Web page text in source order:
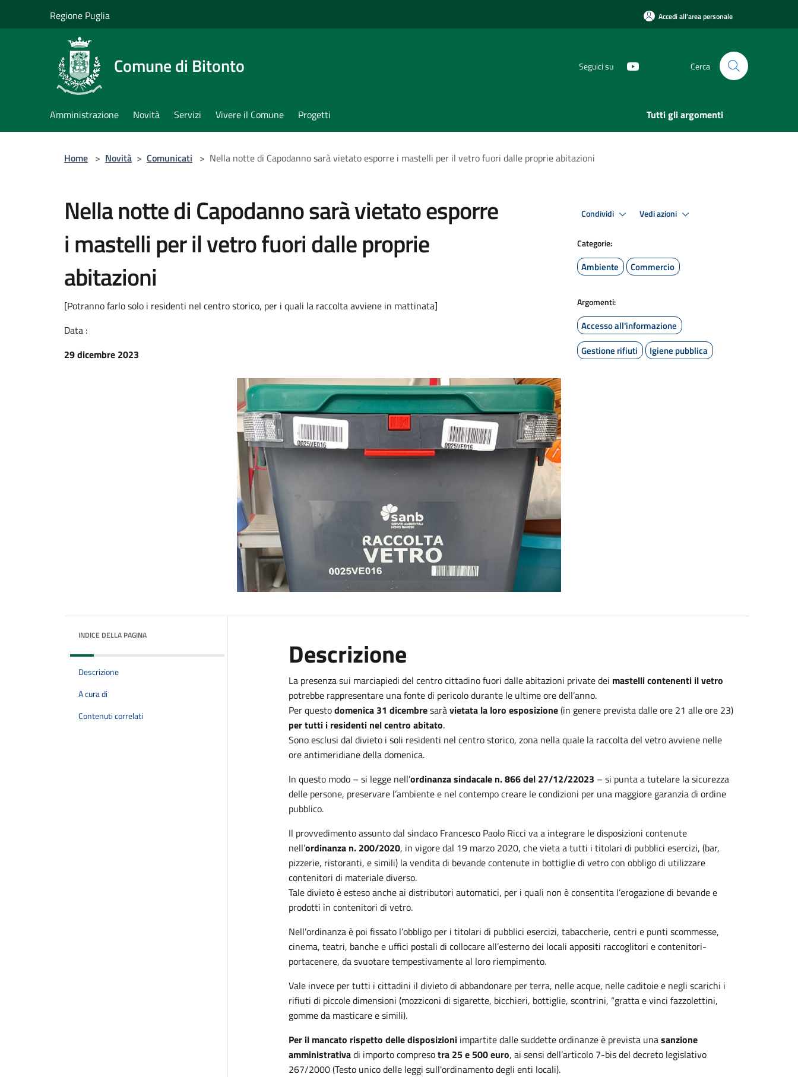
Regione Puglia Accedi all'area personale
Comune di Bitonto Seguici su Cerca
Amministrazione Novità Servizi Vivere il Comune Progetti Tutti gli argomenti
Home > Novità > Comunicati > Nella notte di Capodanno sarà vietato esporre i mastelli per il vetro fuori dalle proprie abitazioni
Nella notte di Capodanno sarà vietato esporre
i mastelli per il vetro fuori dalle proprie
abitazioni
[Potranno farlo solo i residenti nel centro storico, per i quali la raccolta avviene in mattinata]
Data :
29 dicembre 2023
Condividi Vedi azioni
Categorie:
Ambiente Commercio
Argomenti:
Accesso all'informazione
Gestione rifiuti
Igiene pubblica
INDICE DELLA PAGINA
Descrizione
A cura di
Contenuti correlati
Descrizione
La presenza sui marciapiedi del centro cittadino fuori dalle abitazioni private dei mastelli contenenti il vetro
potrebbe rappresentare una fonte di pericolo durante le ultime ore dell’anno.
Per questodomenica 31 dicembresaràvietata la loro esposizione(in genere prevista dalle ore 21 alle ore 23)
per tutti i residenti nel centro abitato.
Sono esclusi dal divieto i soli residenti nel centro storico, zona nella quale la raccolta del vetro avviene nelle
ore antimeridiane della domenica.
In questo modo – si legge nell’ordinanza sindacale n. 866 del 27/12/22023 – si punta a tutelare la sicurezza
delle persone, preservare l’ambiente e nel contempo creare le condizioni per una maggiore garanzia di ordine
pubblico.
Il provvedimento assunto dal sindaco Francesco Paolo Ricci va a integrare le disposizioni contenute
nell’ordinanza n. 200/2020, in vigore dal 19 marzo 2020, che vieta a tutti i titolari di pubblici esercizi, (bar,
pizzerie, ristoranti, e simili) la vendita di bevande contenute in bottiglie di vetro con obbligo di utilizzare
contenitori di materiale diverso.
Tale divieto è esteso anche ai distributori automatici, per i quali non è consentita l’erogazione di bevande e
prodotti in contenitori di vetro.
Nell’ordinanza è poi fissato l’obbligo per i titolari di pubblici esercizi, tabaccherie, centri e punti scommesse,
cinema, teatri, banche e uffici postali di collocare all’esterno dei locali appositi raccoglitori e contenitori-
portacenere, da svuotare tempestivamente al loro riempimento.
Vale invece per tutti i cittadini il divieto di abbandonare per terra, nelle acque, nelle caditoie e negli scarichi i
rifiuti di piccole dimensioni (mozziconi di sigarette, bicchieri, bottiglie, scontrini, “gratta e vinci fazzolettini,
gomme da masticare e simili).
Per il mancato rispetto delle disposizioni impartite dalle suddette ordinanze è prevista unasanzione
amministrativadi importo compresotra 25 e 500 euro, ai sensi dell’articolo 7-bis del decreto legislativo
267/2000 (Testo unico delle leggi sull'ordinamento degli enti locali).